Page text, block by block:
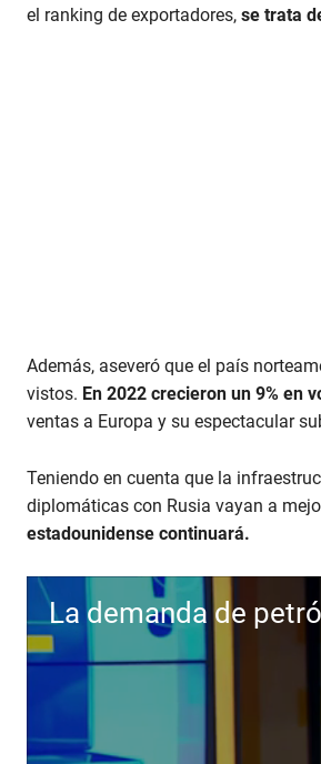
s
d
s
V
l
e
9
0
%
el ranking de exportadores, se trata
Además, aseveró que el país
vistos. En 2022 crecieron un 9% en
ventas a Europa y su espectacular
Teniendo en cuenta que la
diplomáticas con Rusia vayan a
estadounidense continuará.
La demanda de